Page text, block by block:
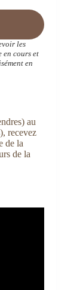
les
en cours et
en
au
recevez
de la
de la